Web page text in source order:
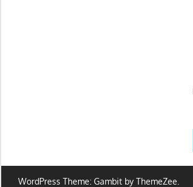
WordPress Theme: Gambit by ThemeZee.